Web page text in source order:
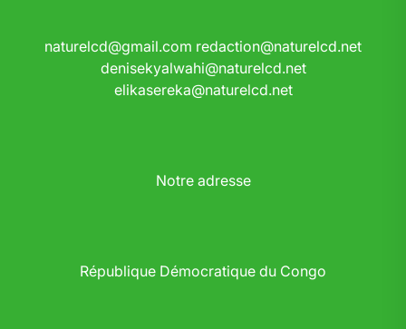
naturelcd@gmail.com redaction@naturelcd.net
denisekyalwahi@naturelcd.net
elikasereka@naturelcd.net
Notre adresse
République Démocratique du Congo